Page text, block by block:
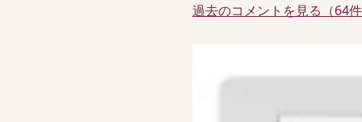
過去のコメントを見る（64